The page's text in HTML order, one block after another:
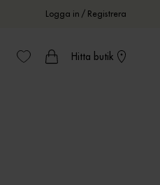
Logga in / Registrera
Hitta butik